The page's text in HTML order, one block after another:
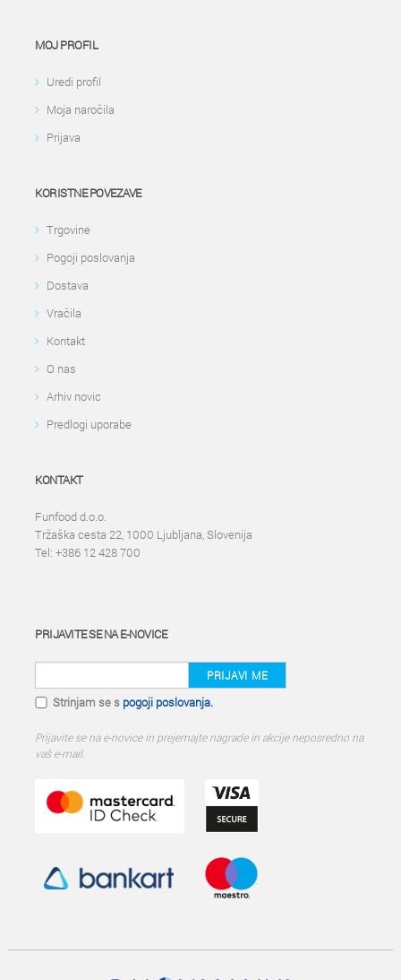
MOJ PROFIL
Uredi profil
Moja naročila
Prijava
KORISTNE POVEZAVE
Trgovine
Pogoji poslovanja
Dostava
Vračila
Kontakt
O nas
Arhiv novic
Predlogi uporabe
KONTAKT
Funfood d.o.o.
Tržaška cesta 22, 1000 Ljubljana, Slovenija
Tel: +386 12 428 700
PRIJAVITE SE NA E-NOVICE
PRIJAVI ME
Strinjam se s pogoji poslovanja.
Prijavite se na e-novice in prejemajte nagrade in akcije neposredno na
vaš e-mail.